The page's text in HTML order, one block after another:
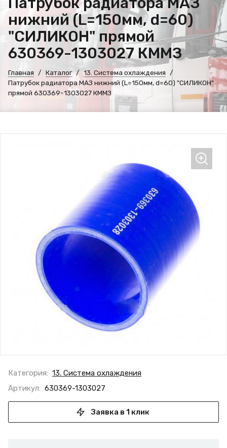
нижний (L=150мм, d=60)
"СИЛИКОН" прямой
630369-1303027 КММЗ
Главная Каталог
13. Система охлаждения
Патрубок радиатора МАЗ нижний (L=150мм, d=60) "СИЛИКОН"
прямой 630369-1303027 КММЗ
Категория: 13. Система охлаждения
Артикул: 630369-1303027
Заявка в 1 клик